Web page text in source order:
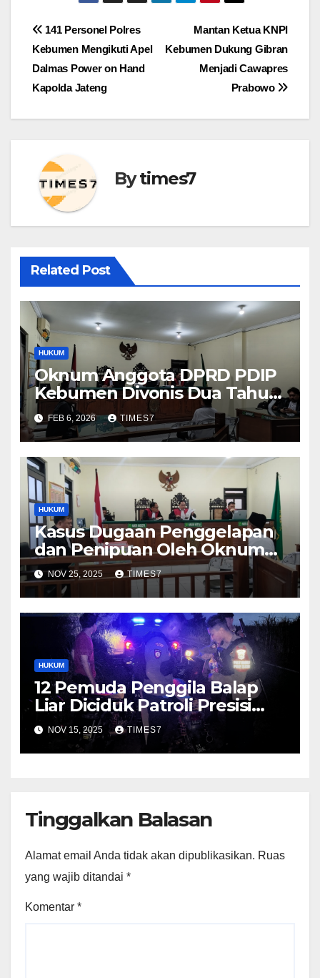
Navigasi
pos
Mantan Ketua KNPI
Kebumen Dukung Gibran
Menjadi Cawapres
Prabowo
141 Personel Polres
Kebumen Mengikuti Apel
Dalmas Power on Hand
Kapolda Jateng
Bytimes7
Related Post
HUKUM
Oknum Anggota DPRD PDIP
Kebumen Divonis Dua Tahun
Penjara
FEB 6, 2026 TIMES7
HUKUM
Kasus Dugaan Penggelapan
dan Penipuan Oleh Oknum
Anggota DPRD Kebumen
Masuk Persidangan, Aksin
Tidak Ada Yang Kebal Hukum
di Indonesia
NOV 25, 2025 TIMES7
HUKUM
12 Pemuda Penggila Balap
Liar Diciduk Patroli Presisi
Polres Kebumen
NOV 15, 2025 TIMES7
Tinggalkan Balasan
Alamat email Anda tidak akan dipublikasikan. Ruas
yang wajib ditandai *
Komentar *